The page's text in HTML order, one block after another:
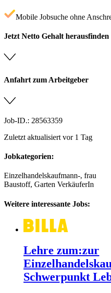
Mobile Jobsuche ohne
Jetzt Netto Gehalt herausfinden
Anfahrt zum Arbeitgeber
Job-ID.: 28563359
Zuletzt aktualisiert vor 1 Tag
Jobkategorien:
Einzelhandelskaufmann-, frau
Baustoff, Garten VerkäuferIn
Weitere interessante Jobs:
Lehre zum:zur
Schwerpunkt